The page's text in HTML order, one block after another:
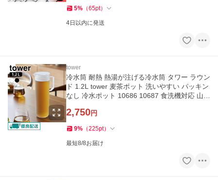
5% （65pt）
4日以内に発送
tower
冷水筒 耐熱 熱湯が注げる冷水筒 タワー ラウン
ド 1.2L tower 麦茶ポット 洗いやすい パッキン
なし 冷水ポット 10686 10687 食洗機対応 山崎
2,750円
9% （225pt）
最短8/8お届け